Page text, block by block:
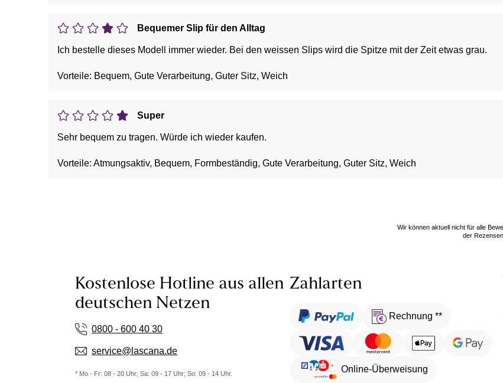
Bequemer Slip für den Alltag
Ich bestelle dieses Modell immer wieder. Bei den weissen Slips wird die Spitze mit der Zeit etwas grau.
Vorteile: Bequem, Gute Verarbeitung, Guter Sitz, Weich
Super
Sehr bequem zu tragen. Würde ich wieder kaufen.
Vorteile: Atmungsaktiv, Bequem, Formbeständig, Gute Verarbeitung, Guter Sitz, Weich
Wir können aktuell nicht für alle
der
Kostenlose Hotline aus allen
deutschen Netzen
0800 - 600 40 30
service@lascana.de
* Mo - Fr: 08 - 20 Uhr; Sa: 09 - 17 Uhr; So: 09 - 14 Uhr.
Zahlarten
Rechnung **
Online-Überweisung